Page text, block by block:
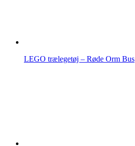
LEGO trælegetøj – Røde Orm Bus